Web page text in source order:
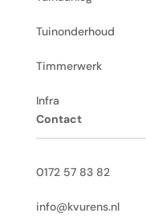
Tuinonderhoud
Timmerwerk
Infra
Contact
0172 57 83 82
info@kvurens.nl